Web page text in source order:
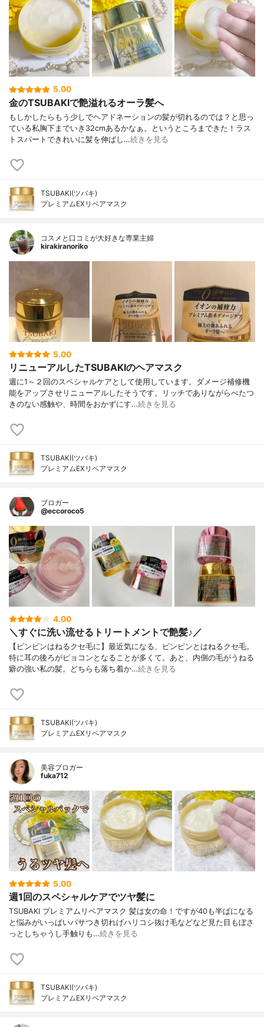
5.00
金のTSUBAKIで艶溢れるオーラ髪へ
もしかしたらもう少しでヘアドネーションの髪が切れるのでは？と思っ
ている私胸下までいき32cmあるかなぁ。というところまできた！ラス
トスパートできれいに髪を伸ばし…続きを見る
TSUBAKI(ツバキ)
プレミアムEXリペアマスク
コスメと口コミが大好きな専業主婦
kirakiranoriko
5.00
リニューアルしたTSUBAKIのヘアマスク
週に1～２回のスペシャルケアとして使用しています。ダメージ補修機
能をアップさせリニューアルしたそうです。リッチでありながらべたつ
きのない感触や、時間をおかずにす…続きを見る
TSUBAKI(ツバキ)
プレミアムEXリペアマスク
ブロガー
@eccoroco5
4.00
＼すぐに洗い流せるトリートメントで艶髪♪／
【ピンピンはねるクセ毛に】最近気になる、ピンピンとはねるクセ毛。
特に耳の後ろがピョコンとなることが多くて。あと、内側の毛がうねる
癖の強い私の髪。どちらも落ち着か…続きを見る
TSUBAKI(ツバキ)
プレミアムEXリペアマスク
美容ブロガー
fuka712
5.00
週1回のスペシャルケアでツヤ髪に
TSUBAKI プレミアムリペアマスク 髪は女の命！ですが40も半ばになる
と悩みがいっぱいパサつき切れげハリコシ抜け毛などなど見た目もぼさ
っとしちゃうし手触りも…続きを見る
TSUBAKI(ツバキ)
プレミアムEXリペアマスク